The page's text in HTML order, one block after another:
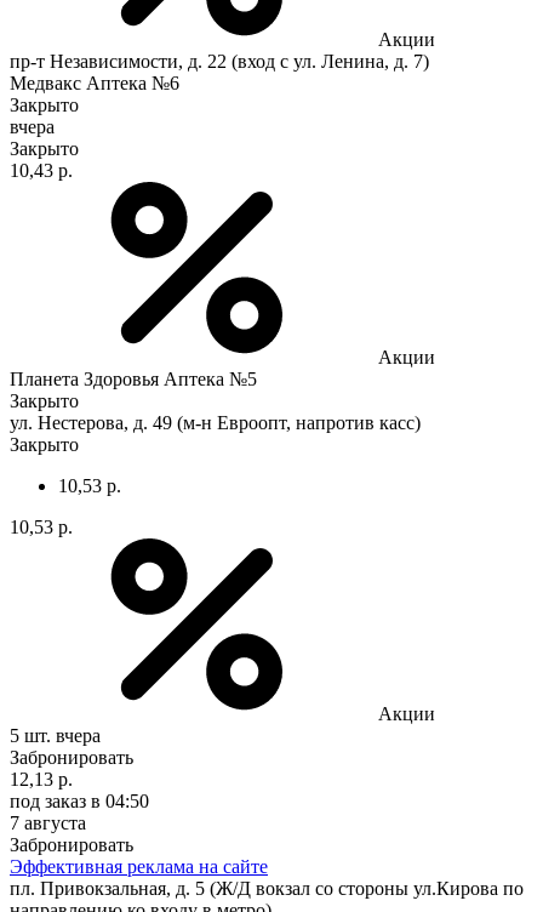
Акции
пр-т Независимости, д. 22 (вход с ул. Ленина, д. 7)
Медвакс Аптека №6
Закрыто
вчера
Закрыто
10,43 р.
Акции
Планета Здоровья Аптека №5
Закрыто
ул. Нестерова, д. 49 (м-н Евроопт, напротив касс)
Закрыто
10,53 р.
10,53 р.
Акции
5 шт. вчера
Забронировать
12,13 р.
под заказ в 04:50
7 августа
Забронировать
Эффективная реклама на сайте
пл. Привокзальная, д. 5 (Ж/Д вокзал со стороны ул.Кирова по